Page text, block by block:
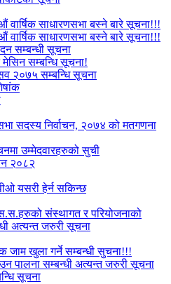
साधारणसभा बस्ने बारे सूचना!!!
साधारणसभा बस्ने बारे सूचना!!!
सम्बन्धी सूचना
सम्बन्धि सूचना!
२०७५ सम्बन्धि सूचना
सदस्य निर्वाचन, २०७४ को मतगणना
उम्मेदवारहरुको सुची
२०८२
यसरी हेर्न सकिन्छ
संस्थागत र परियोजनाको
अत्यन्त जरुरी सूचना
जाम खुला गर्ने सम्बन्धी सुचना!!!
पालना सम्बन्धी अत्यन्त जरुरी सूचना
सूचना